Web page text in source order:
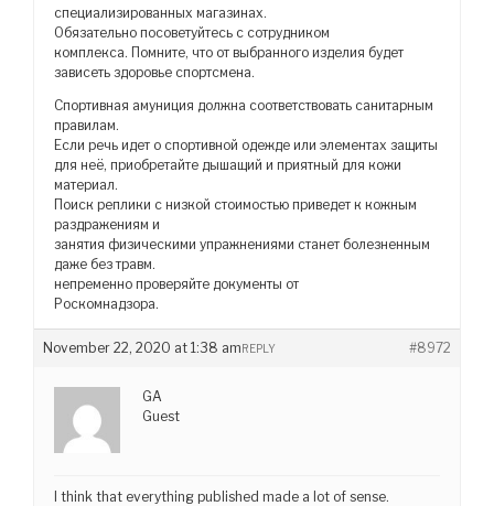
специализированных магазинах.
Обязательно посоветуйтесь с сотрудником
комплекса. Помните, что от выбранного изделия будет
зависеть здоровье спортсмена.
Спортивная амуниция должна соответствовать санитарным
правилам.
Если речь идет о спортивной одежде или элементах защиты
для неё, приобретайте дышащий и приятный для кожи
материал.
Поиск реплики с низкой стоимостью приведет к кожным
раздражениям и
занятия физическими упражнениями станет болезненным
даже без травм.
непременно проверяйте документы от
Роскомнадзора.
November 22, 2020 at 1:38 am #8972
REPLY
GA
Guest
I think that everything published made a lot of sense.